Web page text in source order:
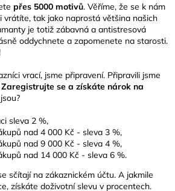
přes 5000 motivů. Věříme, že se k nám
vrátíte, tak jako naprostá většina našich
je totiž zábavná a antistresová
oddychnete a zapomenete na starosti.
vrací, jsme připravení. Připravili jsme
Zaregistrujte se a získáte nárok na
sleva 2 %,
nad 4 000 Kč - sleva 3 %,
nad 9 000 Kč - sleva 4 %,
nad 14 000 Kč - sleva 6 %.
sčítají na zákaznickém účtu. A jakmile
získáte doživotní slevu v procentech.